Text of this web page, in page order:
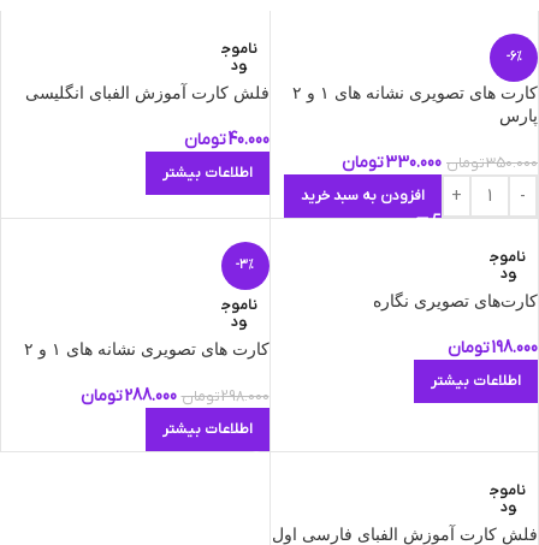
-6%
کارت های تصویری نشانه های ١ و ٢
پارس
350.000تومان 330.000تومان
افزودن به سبد خرید
ناموج
ود
فلش کارت آموزش الفبای انگلیسی
40.000تومان
اطلاعات بیشتر
ناموج
ود
کارت‌های تصویری نگاره
198.000تومان
اطلاعات بیشتر
-3%
ناموج
ود
کارت های تصویری نشانه های ١ و ٢
298.000تومان 288.000تومان
اطلاعات بیشتر
ناموج
ود
فلش کارت آموزش الفبای فارسی اول